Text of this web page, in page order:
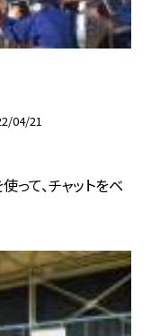
04/21
って、チャットをベ